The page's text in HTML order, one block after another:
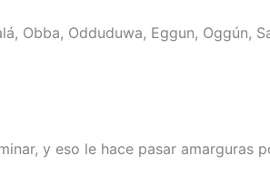
Obba, Odduduwa, Eggun, Oggún,
y eso le hace pasar amarguras